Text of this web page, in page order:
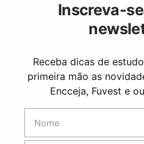
Inscreva-
Receba dicas de
primeira mão as
Encceja, Fuvest e